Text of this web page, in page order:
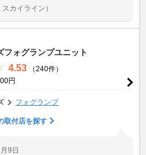
スカイライン）
フォグランプユニット
4.53
（240件）
円
フォグランプ
取付店を探す
9日